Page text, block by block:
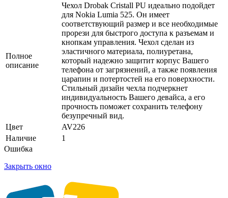
Полное
описание
Чехол Drobak Cristall PU идеально подойдет
для Nokia Lumia 525. Он имеет
соответствующий размер и все необходимые
прорези для быстрого доступа к разъемам и
кнопкам управления. Чехол сделан из
эластичного материала, полиуретана,
который надежно защитит корпус Вашего
телефона от загрязнений, а также появления
царапин и потертостей на его поверхности.
Стильный дизайн чехла подчеркнет
индивидуальность Вашего девайса, а его
прочность поможет сохранить телефону
безупречный вид.
Цвет
AV226
Наличие
1
Ошибка
Закрыть окно